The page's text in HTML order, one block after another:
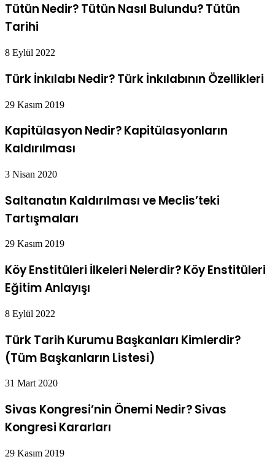
Tütün Nedir? Tütün Nasıl Bulundu? Tütün
Tarihi
8 Eylül 2022
Türk İnkılabı Nedir? Türk İnkılabının Özellikleri
29 Kasım 2019
Kapitülasyon Nedir? Kapitülasyonların
Kaldırılması
3 Nisan 2020
Saltanatın Kaldırılması ve Meclis’teki
Tartışmaları
29 Kasım 2019
Köy Enstitüleri İlkeleri Nelerdir? Köy Enstitüleri
Eğitim Anlayışı
8 Eylül 2022
Türk Tarih Kurumu Başkanları Kimlerdir?
(Tüm Başkanların Listesi)
31 Mart 2020
Sivas Kongresi’nin Önemi Nedir? Sivas
Kongresi Kararları
29 Kasım 2019